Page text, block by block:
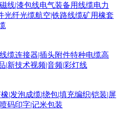
线|漆包线电气装备用线缆电力
光纤光缆航空|铁路线缆矿用橡套
缆连接器|插头附件特种电缆高
|新技术视频|音频|彩灯线
|发泡成缆|绕包|填充编织|铠装|屏
喷码印字|记米包装